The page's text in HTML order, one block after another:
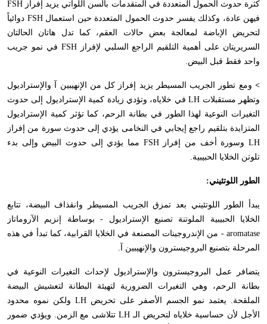
كثرة حدوث الحمول المتعددة في المتقدمات بالسن اللواتي يزيد إفراز FSH
فيهن عادة، وكذلك يفسر حدوث الحمول المتعددة حين استعمالFSH دوائياً
لتحريض الإباضة لمعالجة بعض حالات العقم، كما تدل هاتان الحالتان
السريريتان على أهمية التلقيم الراجع السلبي لإفرازFSH في نمو جريب
واحد فقط قبل البيض.
> ومع تطور الجريب المسيطر يزيد إفراز كل من الإنهيبين آ والإستراديول
وتظهر مستقبلات LHفي خلاياه، وتؤدي زيادة كمية الإستراديول إلى حدوث
التغيرات النوعية لهذا الطور في بطانة الرحم، كما تؤثر كمية الإستراديول
المتزايدة بتلقيم راجع إيجابي في النخامى يؤدي إلى حدوث سورة من إفراز
LHوسورة أخف من إفرازFSH مما يؤدي إلى حدوث البيض وإلى بدء
تلوتن الخلايا الحبيبية.
الطور اللوتئيني:
يبدأ الطور اللوتئيني بعد تمزق الجريب المسيطر وانقذاف البيضة، تتابع
الخلايا الحبيبية الملوتنة تصنيع الإستراديول - بوساطة إنزيم الآروماتاز
aromatase - من الإندروجينات المصنعة في الخلايا القرابية، كما تبدأ في هذه
المرحلة بتصنيع البروجيسترون والإنهيبين آ.
يتضافر عمل البروجيسترون والإستراديول لإحداث التغيرات النوعية في
بطانة الرحم، وهي التغيرات الضرورية لتهيئة البطانة لتعشيش البيضة
الملقحة. يعتمد نمو الجسم الأصفر على تحريض LH ولكن نموه محدود
الأجل لأن حساسية خلاياه لتحريض الـ LHتتلاشى مع الزمن. ويؤدي ضمور